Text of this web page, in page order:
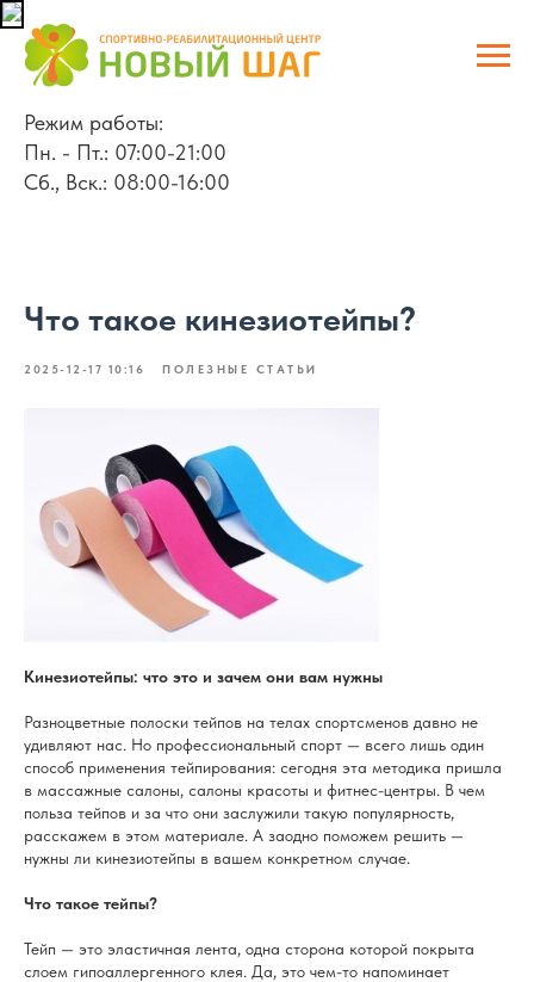
Режим работы:
Пн. - Пт.: 07:00-21:00
Сб., Вск.: 08:00-16:00
Что такое кинезиотейпы?
2025-12-17 10:16 ПОЛЕЗНЫЕ СТАТЬИ
Кинезиотейпы: что это и зачем они вам нужны
Разноцветные полоски тейпов на телах спортсменов давно не
удивляют нас. Но профессиональный спорт — всего лишь один
способ применения тейпирования: сегодня эта методика пришла
в массажные салоны, салоны красоты и фитнес-центры. В чем
польза тейпов и за что они заслужили такую популярность,
расскажем в этом материале. А заодно поможем решить —
нужны ли кинезиотейпы в вашем конкретном случае.
Что такое тейпы?
Тейп — это эластичная лента, одна сторона которой покрыта
слоем гипоаллергенного клея. Да, это чем-то напоминает